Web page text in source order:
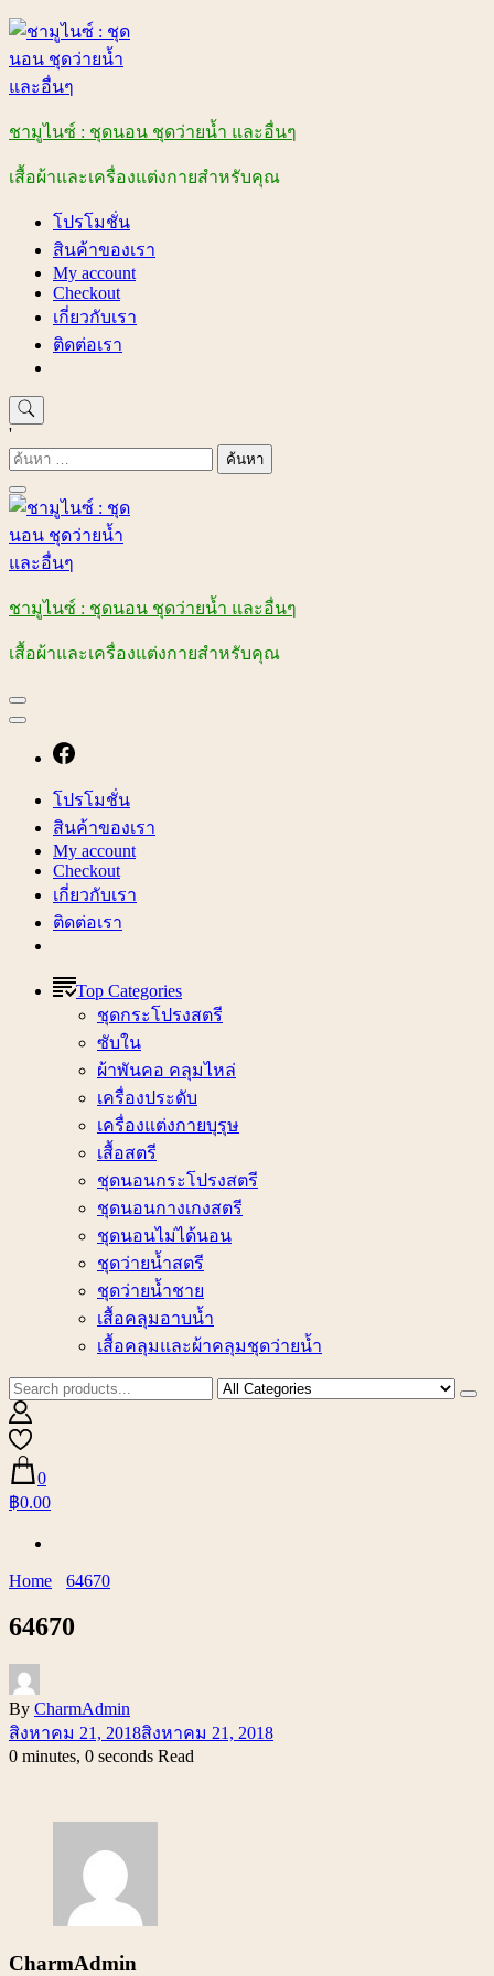
Skip
content
ชามูไนซ์ : ชุดนอน ชุดว่ายน้ำ และอื่นๆ
เสื้อผ้าและเครื่องแต่งกายสำหรับคุณ
โปรโมชั่น
สินค้าของเรา
My account
Checkout
เกี่ยวกับเรา
ติดต่อเรา
'
ค้นหา
สำหรับ:
ชามูไนซ์ : ชุดนอน ชุดว่ายน้ำ และอื่นๆ
เสื้อผ้าและเครื่องแต่งกายสำหรับคุณ
โปรโมชั่น
สินค้าของเรา
My account
Checkout
เกี่ยวกับเรา
ติดต่อเรา
Top Categories
ชุดกระโปรงสตรี
ซับใน
ผ้าพันคอ คลุมไหล่
เครื่องประดับ
เครื่องแต่งกายบุรุษ
เสื้อสตรี
ชุดนอนกระโปรงสตรี
ชุดนอนกางเกงสตรี
ชุดนอนไม่ได้นอน
ชุดว่ายน้ำสตรี
ชุดว่ายน้ำชาย
เสื้อคลุมอาบน้ำ
เสื้อคลุมและผ้าคลุมชุดว่ายน้ำ
0
฿0.00
Home 64670
64670
By CharmAdmin
สิงหาคม 21, 2018สิงหาคม 21, 2018
0 minutes, 0 seconds Read
CharmAdmin